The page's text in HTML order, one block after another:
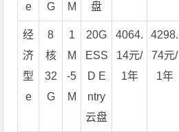
e
G
M
盘
经
济
型
e
8
核
32
G
1
M
-5
M
20G
ESS
D E
ntry
云盘
4064.
14元/
1年
4298.
74元/
1年